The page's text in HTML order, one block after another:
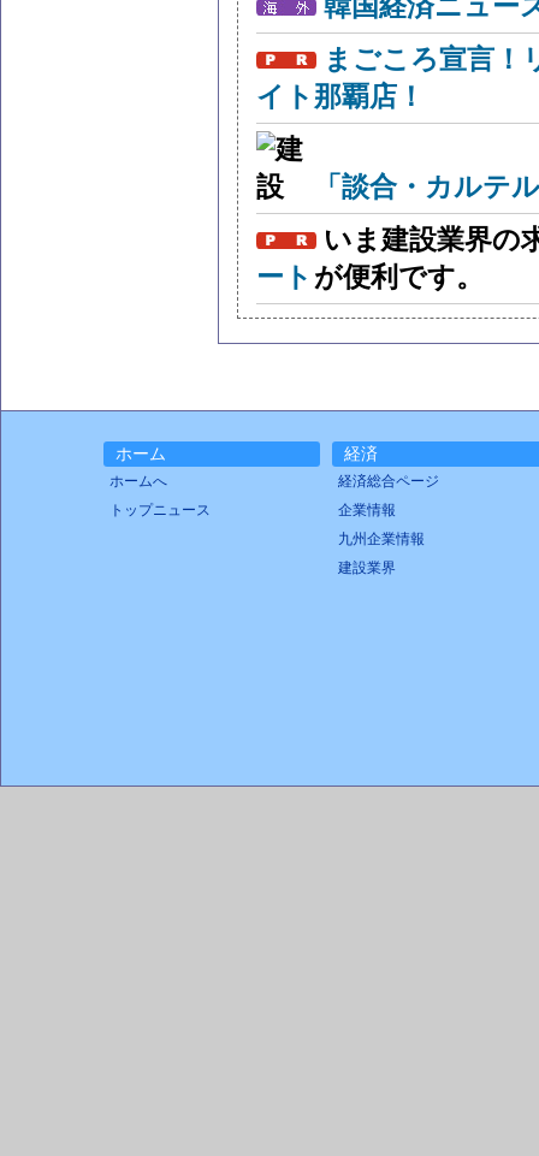
まごころ宣言！
イト那覇店！
「談合・カルテ
いま建設業界の
ート が便利です。
ホーム
ホームへ
トップニュース
経済
経済総合ページ
企業情報
九州企業情報
建設業界